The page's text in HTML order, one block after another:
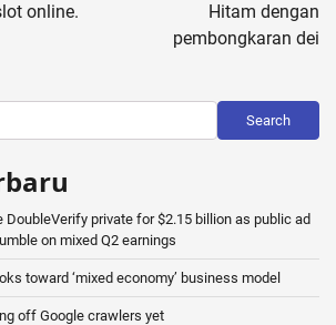
online.
Hitam dengan
pembongkaran dei
Search
DoubleVerify private for $2.15 billion as public ad
on mixed Q2 earnings
toward ‘mixed economy’ business model
off Google crawlers yet